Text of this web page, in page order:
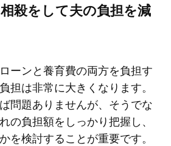
殺をして夫の負担を減
ーンと養育費の両方を負担す
担は非常に大きくなります。
問題ありませんが、そうでな
の負担額をしっかり把握し、
を検討することが重要です。